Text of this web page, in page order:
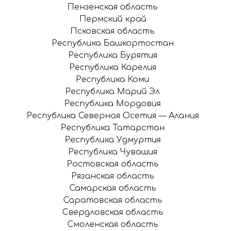
Пензенская область
Пермский край
Псковская область
Республика Башкортостан
Республика Бурятия
Республика Карелия
Республика Коми
Республика Марий Эл
Республика Мордовия
Республика Северная Осетия — Алания
Республика Татарстан
Республика Удмуртия
Республика Чувашия
Ростовская область
Рязанская область
Самарская область
Саратовская область
Свердловская область
Смоленская область